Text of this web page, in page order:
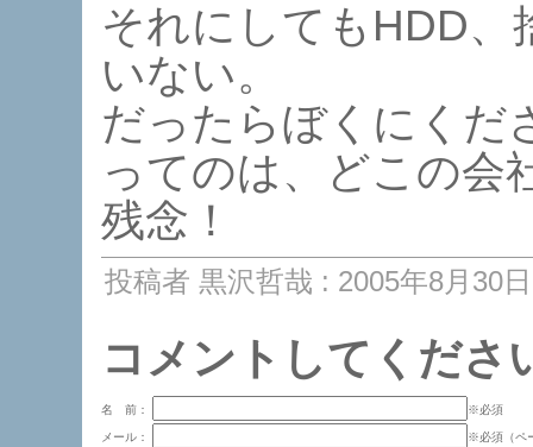
それにしてもHDD
いない。
だったらぼくにくだ
ってのは、どこの会
残念！
投稿者 黒沢哲哉 : 2005年8月30
コメントしてくださ
名 前： ※必須
メール： ※必須（ペ